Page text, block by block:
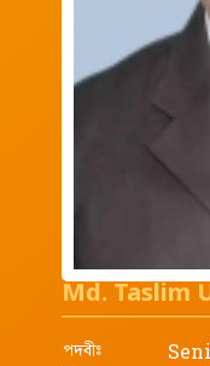
Md. Taslim
পদবীঃ